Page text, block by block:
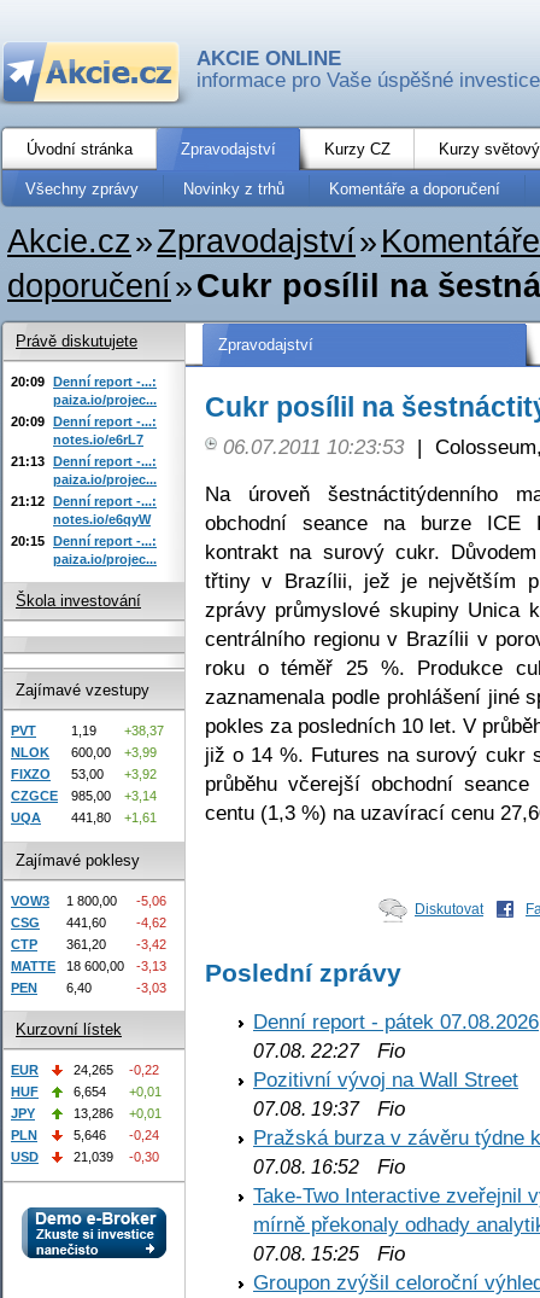
AKCIE ONLINE
informace pro Vaše úspěšné investice
Úvodní stránka Zpravodajství Kurzy CZ Kurzy
Všechny zprávy Novinky z trhů Komentáře a doporučení
Akcie.cz»Zpravodajství»
doporučení»Cukr posílil na
Zpravodajství
Cukr posílil na
06.07.2011 10:23:53 |
Na úroveň šestnáctitýdenního
obchodní seance na burze ICE
kontrakt na surový cukr.
třtiny v Brazílii, jež je největším
zprávy průmyslové skupiny Unica
centrálního regionu v Brazílii v
roku o téměř 25 %. Produkce
zaznamenala podle prohlášení jiné
pokles za posledních 10 let. V
již o 14 %. Futures na surový cukr
průběhu včerejší obchodní
centu (1,3 %) na uzavírací cenu
Diskutovat
Poslední zprávy
Denní report - pátek 07.08.2026
07.08. 22:27Fio
Pozitivní vývoj na Wall Street
07.08. 19:37Fio
Pražská burza v závěru týdne
07.08. 16:52 Fio
Take-Two Interactive zveřejnil
mírně překonaly odhady
07.08. 15:25 Fio
Groupon zvýšil celoroční
Právě diskutujete
20:09 Denní report -...:
paiza.io/projec...
20:09 Denní report -...:
notes.io/e6rL7
21:13 Denní report -...:
paiza.io/projec...
21:12 Denní report -...:
notes.io/e6qyW
20:15 Denní report -...:
paiza.io/projec...
Škola investování
Zajímavé vzestupy
PVT 1,19
+38,37
NLOK
600,00
+3,99
FIXZO
53,00
+3,92
CZGCE
985,00
+3,14
UQA
441,80 +1,61
Zajímavé poklesy
VOW3 1 800,00
-5,06
CSG
441,60
-4,62
CTP
361,20
-3,42
MATTE
18 600,00
-3,13
PEN
6,40 -3,03
Kurzovní lístek
EUR 24,265
-0,22
HUF
6,654
+0,01
JPY
13,286
+0,01
PLN
5,646
-0,24
USD
21,039 -0,30